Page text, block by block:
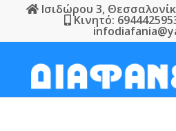
Ισιδώρου 3,
Κινητό: